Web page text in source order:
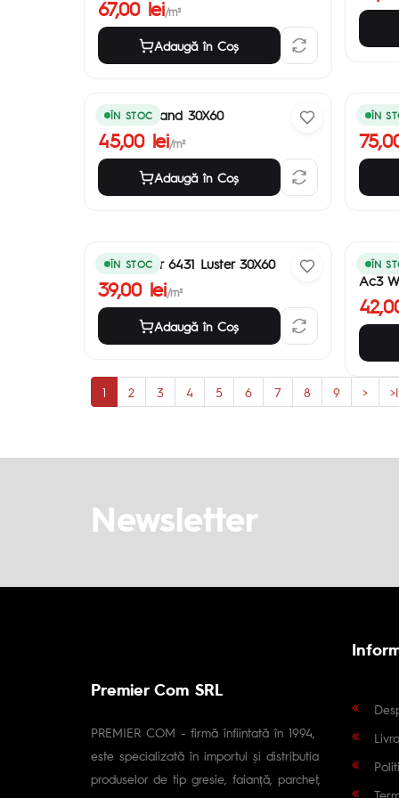
67,00 lei/m²
Adaugă în Coş
ÎN STOC
Palermo Sand 30X60
45,00 lei/m²
Adaugă în Coş
ÎN
ÎN STOC
Pink Decor 6431 Luster 30X60
39,00 lei/m²
Adaugă în Coş
ÎN
Ac3
1 2 3 4 5 6 7 8 9 > >|
Newsletter
Premier Com SRL
PREMIER COM - firmă înfiintată în 1994,
este specializată în importul și distributia
produselor de tip gresie, faianță, parchet,